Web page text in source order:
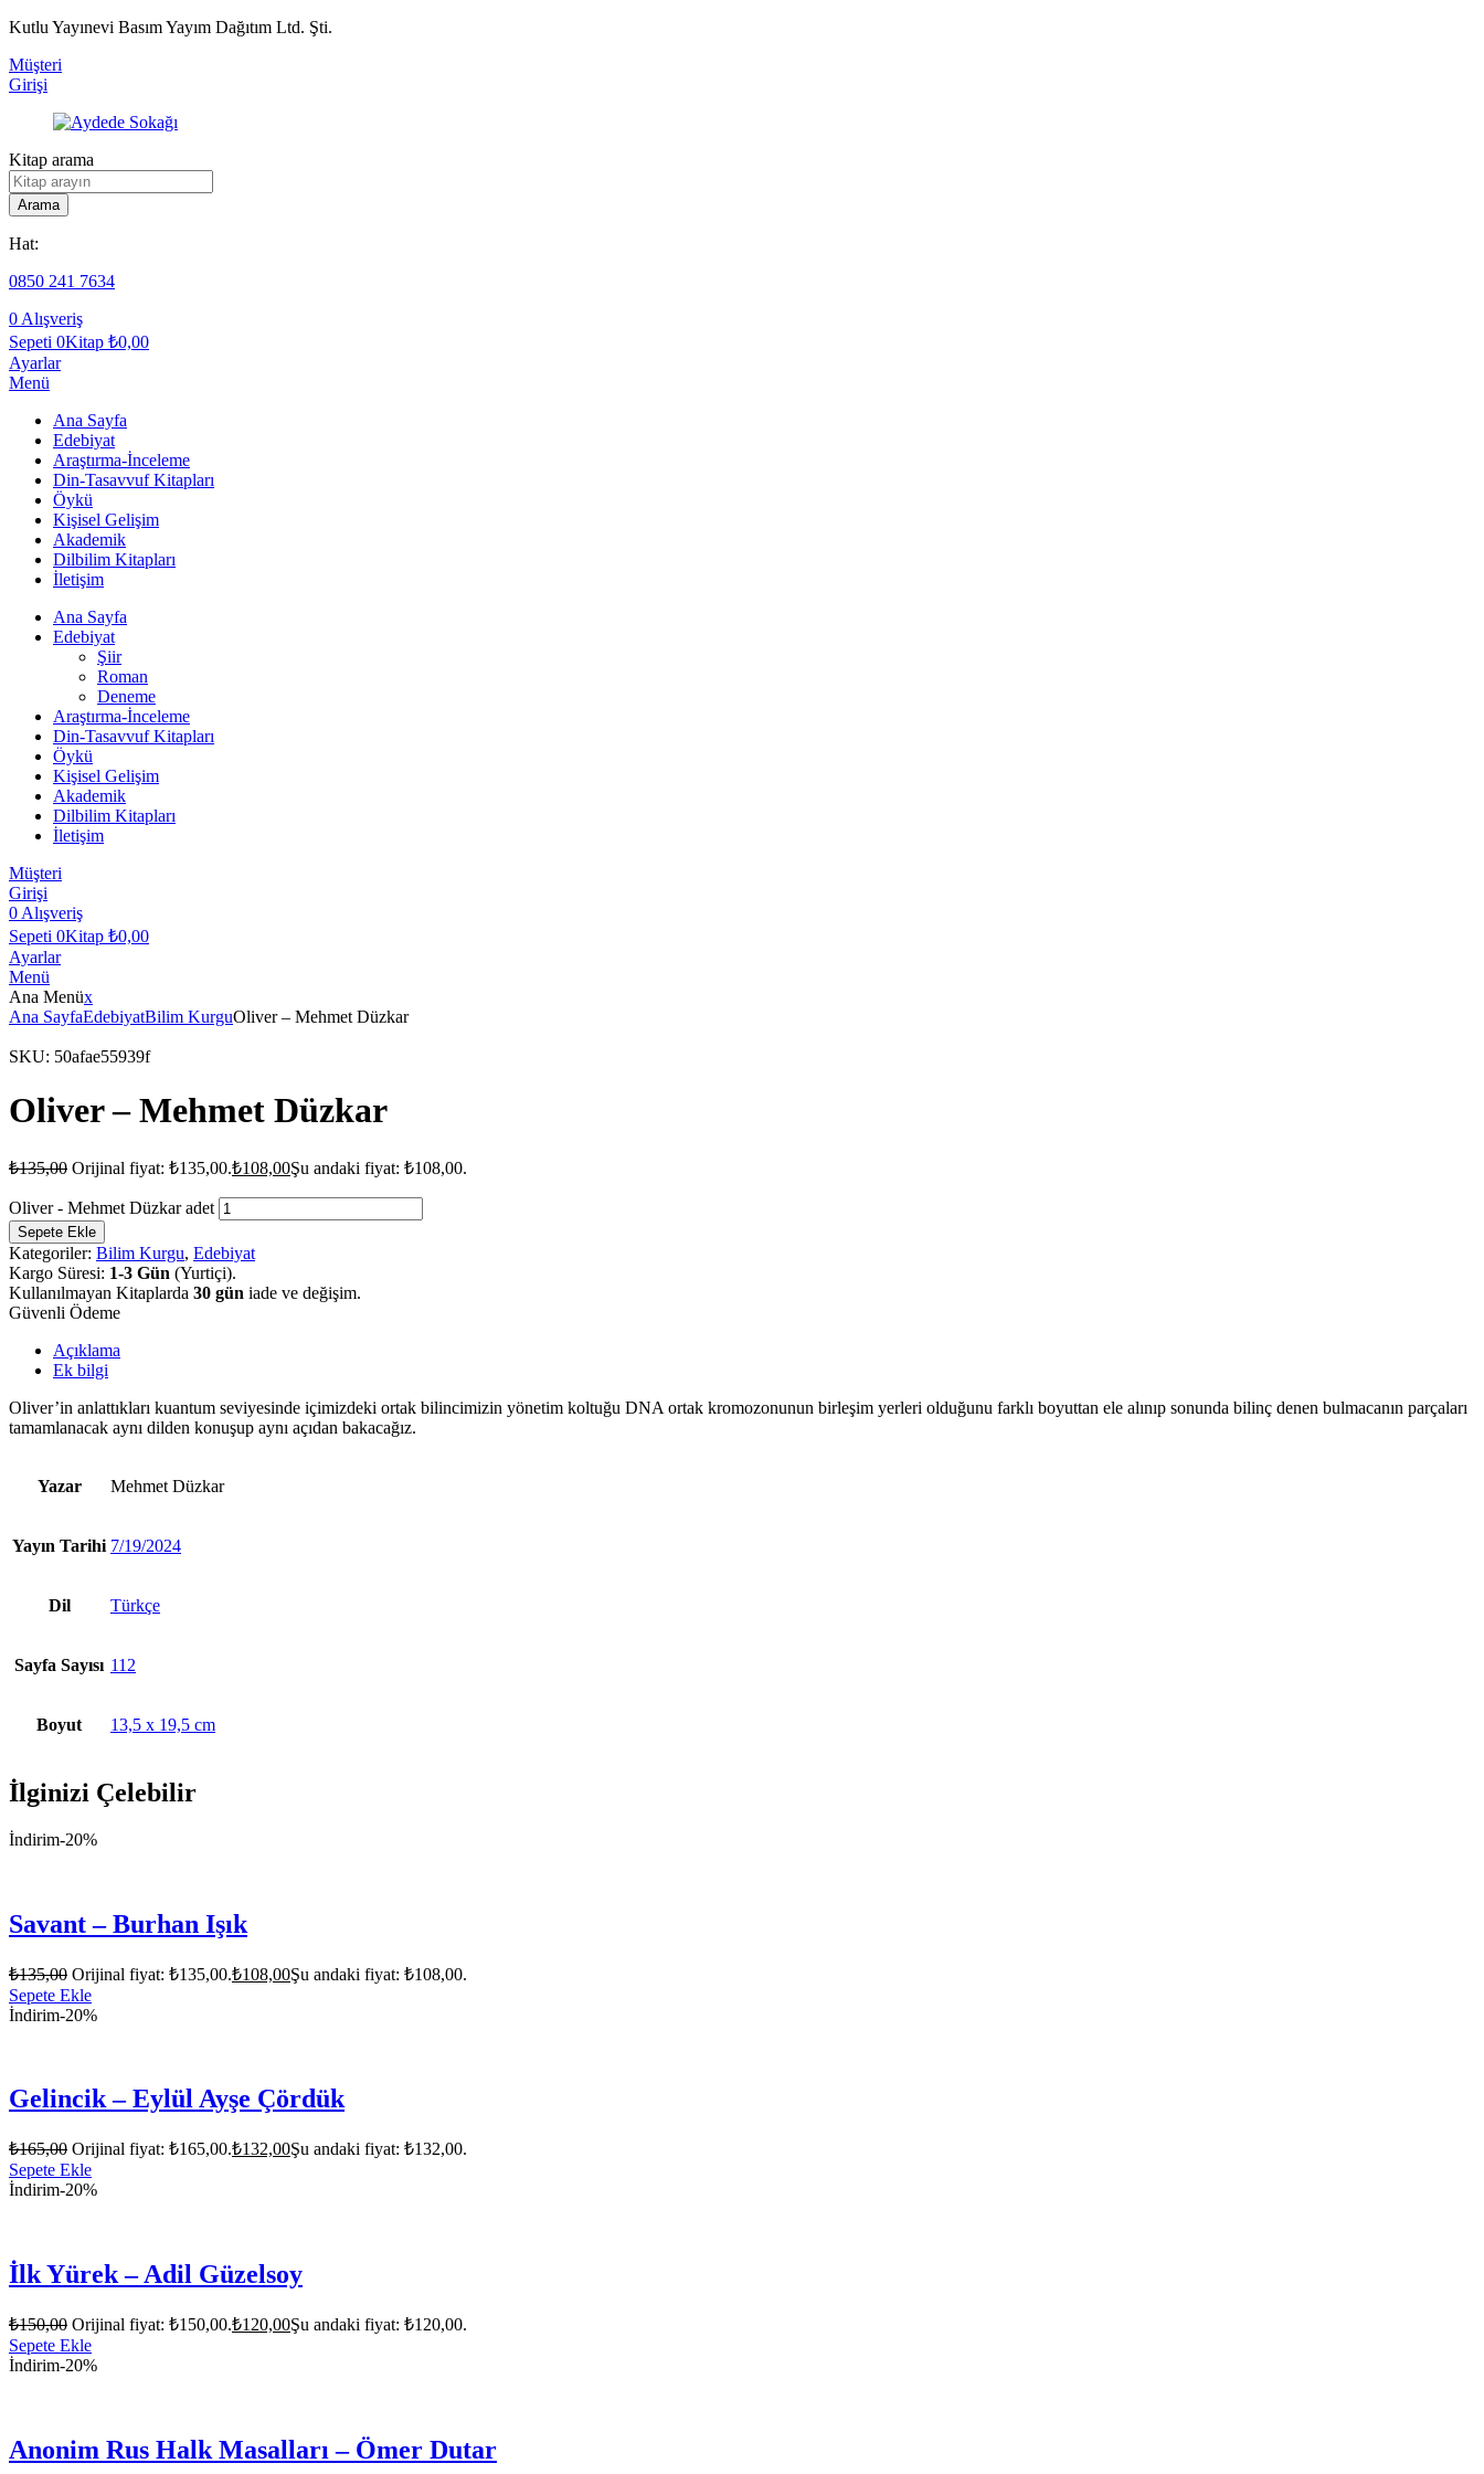
Kutlu Yayınevi Basım Yayım Dağıtım Ltd. Şti.
Müşteri
Girişi
Kitap arama
Arama
Hat:
0850 241 7634
0 Alışveriş
Sepeti 0Kitap ₺0,00
Ayarlar
Menü
Ana Sayfa
Edebiyat
Araştırma-İnceleme
Din-Tasavvuf Kitapları
Öykü
Kişisel Gelişim
Akademik
Dilbilim Kitapları
İletişim
Ana Sayfa
Edebiyat
Şiir
Roman
Deneme
Araştırma-İnceleme
Din-Tasavvuf Kitapları
Öykü
Kişisel Gelişim
Akademik
Dilbilim Kitapları
İletişim
Müşteri
Girişi
0 Alışveriş
Sepeti 0Kitap ₺0,00
Ayarlar
Menü
Ana Menüx
Ana SayfaEdebiyatBilim KurguOliver – Mehmet Düzkar
SKU: 50afae55939f
Oliver – Mehmet Düzkar
₺135,00 Orijinal fiyat: ₺135,00.₺108,00Şu andaki fiyat: ₺108,00.
Oliver - Mehmet Düzkar adet
Sepete Ekle
Kategoriler: Bilim Kurgu, Edebiyat
Kargo Süresi: 1-3 Gün (Yurtiçi).
Kullanılmayan Kitaplarda 30 gün iade ve değişim.
Güvenli Ödeme
Açıklama
Ek bilgi
Oliver’in anlattıkları kuantum seviyesinde içimizdeki ortak bilincimizin yönetim koltuğu DNA ortak kromozonunun birleşim yerleri olduğunu farklı boyuttan ele alınıp sonunda bilinç denen bulmacanın parçaları
tamamlanacak aynı dilden konuşup aynı açıdan bakacağız.
Yazar Mehmet Düzkar
Yayın Tarihi 7/19/2024
Dil Türkçe
Sayfa Sayısı 112
Boyut 13,5 x 19,5 cm
İlginizi Çelebilir
İndirim-20%
Savant – Burhan Işık
₺135,00 Orijinal fiyat: ₺135,00.₺108,00Şu andaki fiyat: ₺108,00.
Sepete Ekle
İndirim-20%
Gelincik – Eylül Ayşe Çördük
₺165,00 Orijinal fiyat: ₺165,00.₺132,00Şu andaki fiyat: ₺132,00.
Sepete Ekle
İndirim-20%
İlk Yürek – Adil Güzelsoy
₺150,00 Orijinal fiyat: ₺150,00.₺120,00Şu andaki fiyat: ₺120,00.
Sepete Ekle
İndirim-20%
Anonim Rus Halk Masalları – Ömer Dutar